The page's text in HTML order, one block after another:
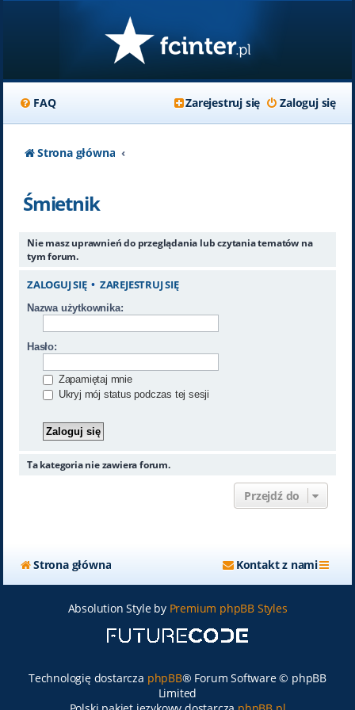
FAQ Zaloguj się
Zarejestruj się
Strona główna
Śmietnik
Nie masz uprawnień do przeglądania lub czytania tematów na
tym forum.
ZALOGUJ SIĘ• ZAREJESTRUJ SIĘ
Nazwa użytkownika:
Hasło:
Zapamiętaj mnie
Ukryj mój status podczas tej sesji
Ta kategoria nie zawiera forum.
Przejdź do
Strona główna Kontakt z nami
Absolution Style by Premium phpBB Styles
Technologię dostarcza phpBB® Forum Software © phpBB
Limited